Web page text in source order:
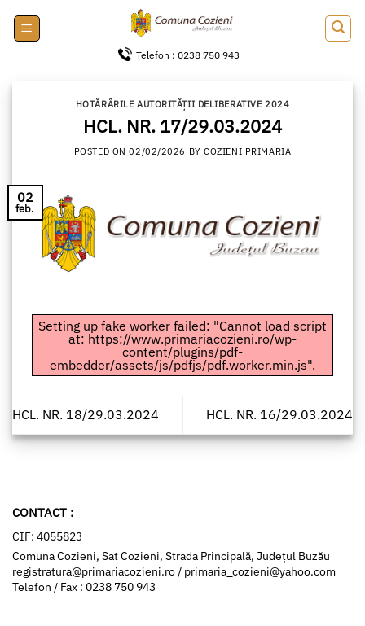
content
Telefon : 0238 750 943
HOTĂRÂRILE AUTORITĂȚII DELIBERATIVE 2024
HCL. NR. 17/29.03.2024
POSTED ON02/02/2026 BYCOZIENI PRIMARIA
02
feb.
Setting up fake worker failed: "Cannot load script
at: https://www.primariacozieni.ro/wp-
content/plugins/pdf-
embedder/assets/js/pdfjs/pdf.worker.min.js".
HCL. NR. 18/29.03.2024 HCL. NR. 16/29.03.2024
CONTACT :
CIF: 4055823
Comuna Cozieni, Sat Cozieni, Strada Principală, Județul Buzău
registratura@primariacozieni.ro/ primaria_cozieni@yahoo.com
Telefon / Fax : 0238 750 943